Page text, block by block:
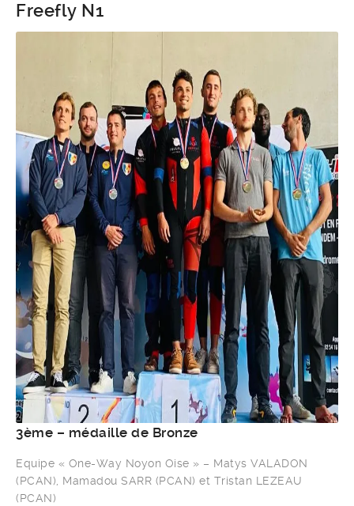
Freefly N1
3ème – médaille de Bronze
Equipe « One-Way Noyon Oise » – Matys VALADON
(PCAN), Mamadou SARR (PCAN) et Tristan LEZEAU
(PCAN)